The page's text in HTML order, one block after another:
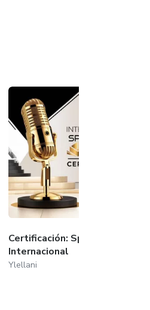
Certificación: Speaker Life
Internacional
Ylellani